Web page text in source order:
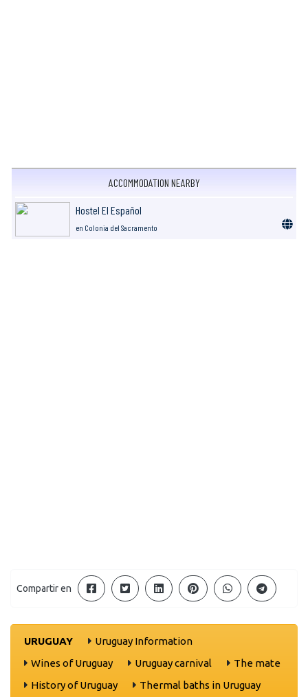
ACCOMMODATION NEARBY
Hostel El Español
en Colonia del Sacramento
Compartir en
URUGUAY
Uruguay Information
Wines of Uruguay
Uruguay carnival
The mate
History of Uruguay
Thermal baths in Uruguay